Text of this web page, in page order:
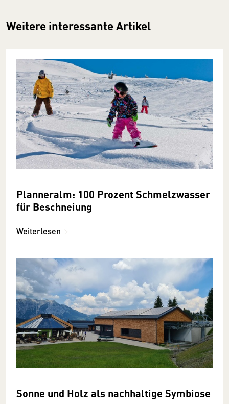
Weitere interessante Artikel
Planneralm: 100 Prozent Schmelzwasser
für Beschneiung
Weiterlesen
Sonne und Holz als nachhaltige Symbiose